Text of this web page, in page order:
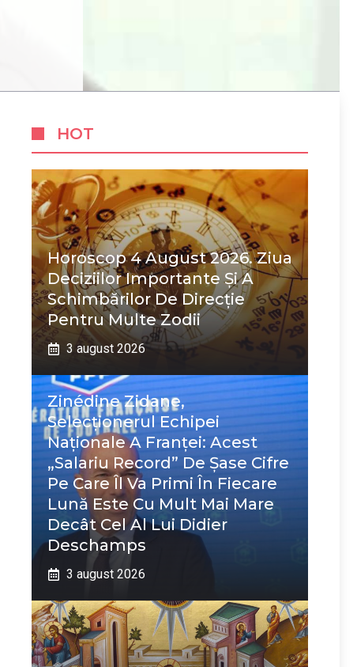
HOT
Horoscop 4 August 2026. Ziua
Deciziilor Importante Și A
Schimbărilor De Direcție
Pentru Multe Zodii
3 august 2026
Zinédine Zidane,
Selecționerul Echipei
Naționale A Franței: Acest
„salariu Record” De Șase Cifre
Pe Care Îl Va Primi În Fiecare
Lună Este Cu Mult Mai Mare
Decât Cel Al Lui Didier
Deschamps
3 august 2026